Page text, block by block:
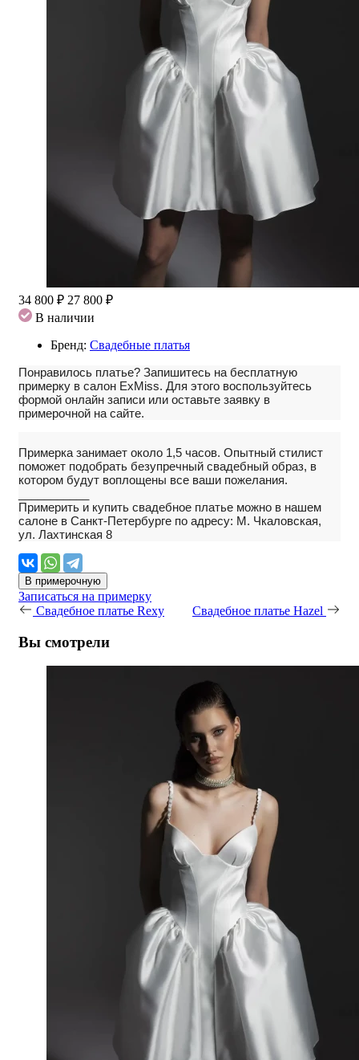
34 800 ₽ 27 800 ₽
В наличии
Бренд: Свадебные платья
Понравилось платье? Запишитесь на бесплатную
примерку в салон ExMiss. Для этого воспользуйтесь
формой онлайн записи или оставьте заявку в
примерочной на сайте.
Примерка занимает около 1,5 часов. Опытный стилист
поможет подобрать безупречный свадебный образ, в
котором будут воплощены все ваши пожелания.
Примерить и купить свадебное платье можно в нашем
салоне в Санкт-Петербурге по адресу: М. Чкаловская,
ул. Лахтинская 8
В примерочную
Записаться на примерку
Свадебное платье Rexy
Свадебное платье Hazel
Вы смотрели